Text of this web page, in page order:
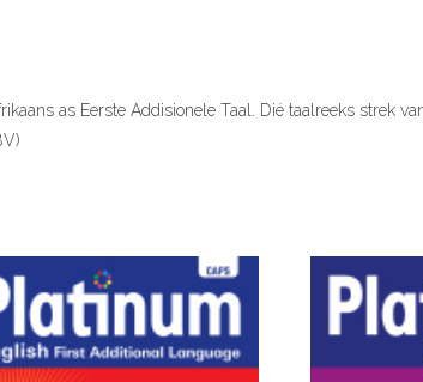
as Eerste Addisionele Taal. Dié taalreeks strek